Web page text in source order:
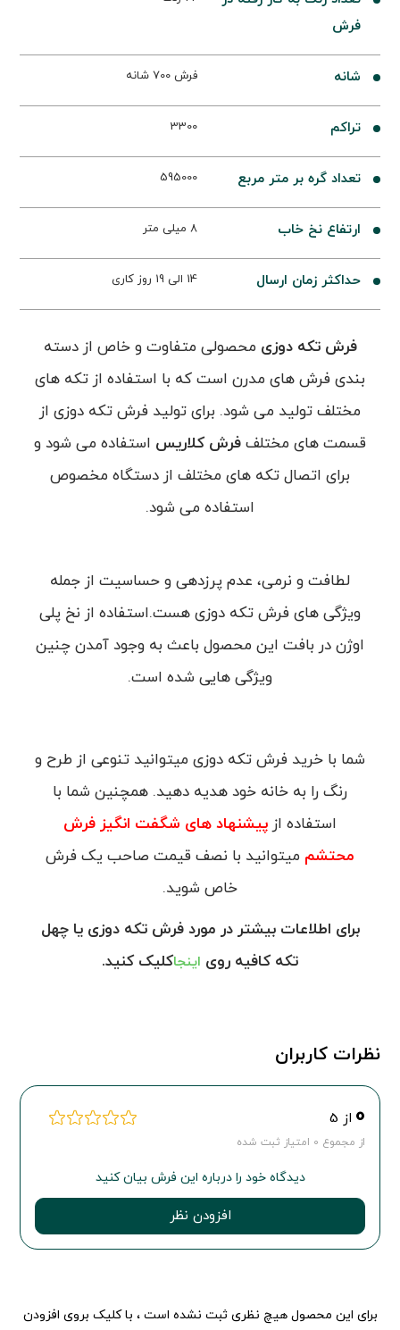
فرش
شانه فرش 700 شانه
تراکم 3300
تعداد گره بر متر مربع 595000
ارتفاع نخ خاب 8 میلی متر
حداکثر زمان ارسال 14 الی 19 روز کاری
فرش تکه دوزی محصولی متفاوت و خاص از دسته
بندی فرش های مدرن است که با استفاده از تکه های
مختلف تولید می شود. برای تولید فرش تکه دوزی از
قسمت های مختلف فرش کلاریس استفاده می شود و
برای اتصال تکه های مختلف از دستگاه مخصوص
استفاده می شود.
لطافت و نرمی، عدم پرزدهی و حساسیت از جمله
ویژگی های فرش تکه دوزی هست.استفاده از نخ پلی
اوژن در بافت این محصول باعث به وجود آمدن چنین
ویژگی هایی شده است.
شما با خرید فرش تکه دوزی میتوانید تنوعی از طرح و
رنگ را به خانه خود هدیه دهید. همچنین شما با
استفاده از پیشنهاد های شگفت انگیز فرش
محتشم میتوانید با نصف قیمت صاحب یک فرش
خاص شوید.
برای اطلاعات بیشتر در مورد فرش تکه دوزی یا چهل
تکه کافیه روی اینجاکلیک کنید.
نظرات کاربران
0 از 5
از مجموع 0 امتیاز ثبت شده
دیدگاه خود را درباره این فرش بیان کنید
افزودن نظر
برای این محصول هیچ نظری ثبت نشده است ، با کلیک بروی افزودن